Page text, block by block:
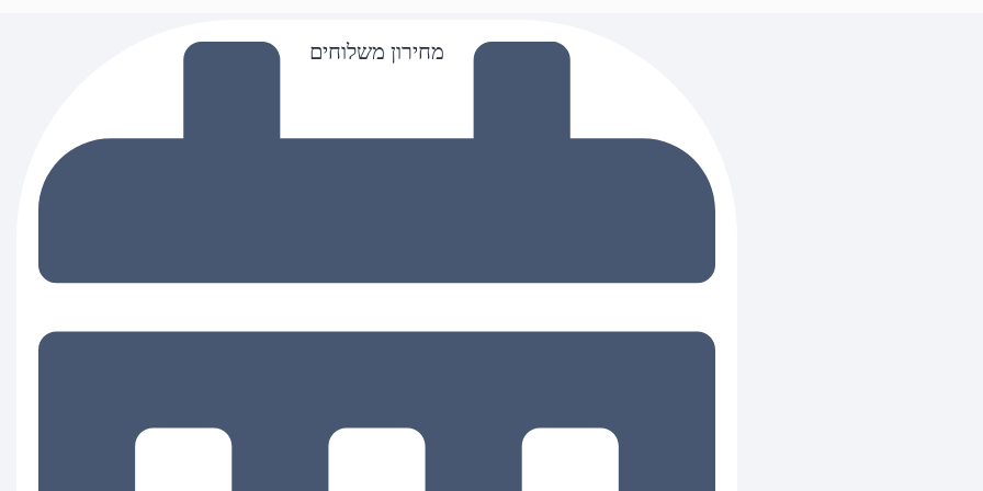
מחירון משלוחים